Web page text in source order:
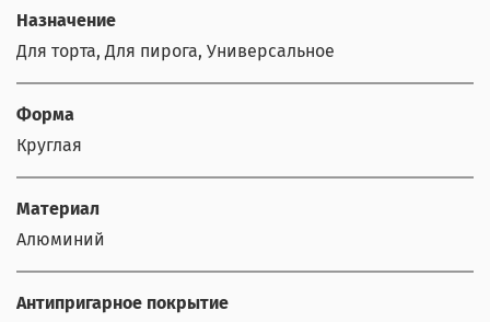
Назначение
Для торта, Для пирога, Универсальное
Форма
Круглая
Материал
Алюминий
Антипригарное покрытие